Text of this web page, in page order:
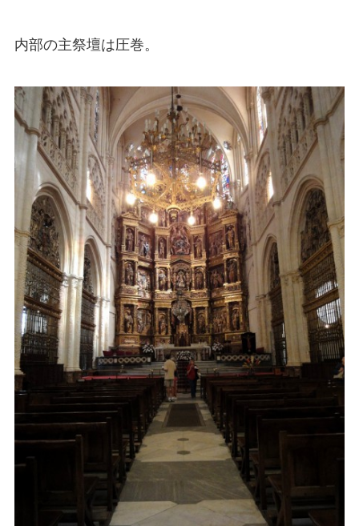
内部の主祭壇は圧巻。